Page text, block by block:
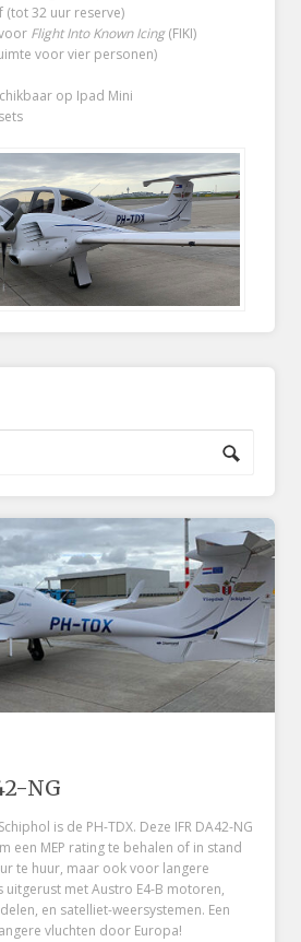
(tot 32 uur reserve)
Flight Into Known Icing(FIKI)
voor vier personen)
op Ipad Mini
NG
is de PH-TDX. Deze IFR DA42-NG
een MEP rating te behalen of in stand
te huur, maar ook voor langere
uitgerust met Austro E4-B motoren,
en satelliet-weersystemen. Een
vluchten door Europa!